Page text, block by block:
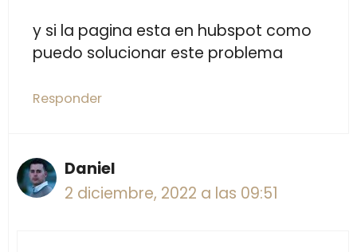
y si la pagina esta en hubspot como
puedo solucionar este problema
Responder
Daniel
2 diciembre, 2022 a las 09:51